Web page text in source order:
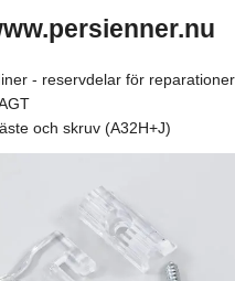
- reservdelar för reparationer
och skruv (A32H+J)